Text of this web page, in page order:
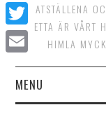
MATSTÄLLENA
DETTA ÄR
HIMLA
MENU
Pinterest
Twitter
Email